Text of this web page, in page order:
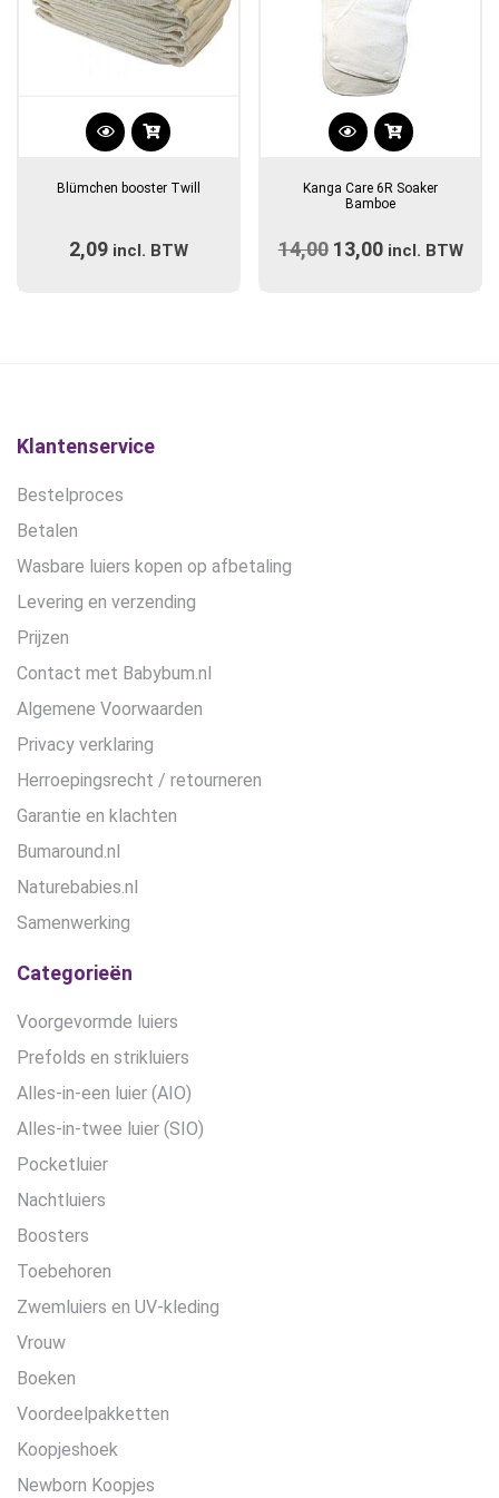
Blümchen booster Twill
2,09 incl. BTW
Dit
heeft
variaties.
Kanga Care 6R Soaker
Bamboe
14,00 Oorspronkelijke
13,00Huidige
incl. BTW
Klantenservice
Bestelproces
Betalen
Wasbare luiers kopen op afbetaling
Levering en verzending
Prijzen
Contact met Babybum.nl
Algemene Voorwaarden
Privacy verklaring
Herroepingsrecht / retourneren
Garantie en klachten
Bumaround.nl
Naturebabies.nl
Samenwerking
Categorieën
Voorgevormde luiers
Prefolds en strikluiers
Alles-in-een luier (AIO)
Alles-in-twee luier (SIO)
Pocketluier
Nachtluiers
Boosters
Toebehoren
Zwemluiers en UV-kleding
Vrouw
Boeken
Voordeelpakketten
Koopjeshoek
Newborn Koopjes